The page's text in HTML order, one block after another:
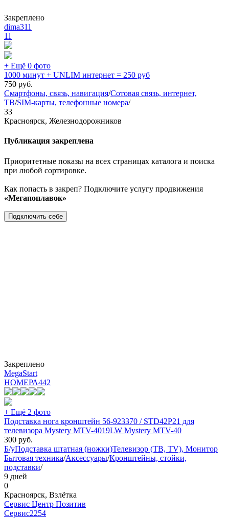
Закреплено
dima311
11
+ Ещё 0 фото
1000 минут + UNLIM интернет = 250 руб
750 руб.
Смартфоны, связь, навигация/Сотовая связь, интернет,
ТВ/SIM-карты, телефонные номера/
33
Красноярск, Железнодорожников
Публикация закреплена
Приоритетные показы на всех страницах каталога и поиска
при любой сортировке.
Как попасть в закреп? Подключите услугу продвижения
«Мегапоплавок»
Подключить себе
Закреплено
MegaStart
НОМЕРА442
+ Ещё 2 фото
Подставка нога кронштейн 56-923370 / STD42P21 для
телевизора Mystery MTV-4019LW Mystery MTV-40
300 руб.
Б/уПодставка штатная (ножки)Телевизор (ТВ, TV), Монитор
Бытовая техника/Аксессуары/Кронштейны, стойки,
подставки/
9 дней
0
Красноярск, Взлётка
Сервис Центр Позитив
Сервис2254